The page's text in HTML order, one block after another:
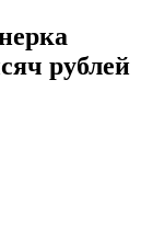
рублей